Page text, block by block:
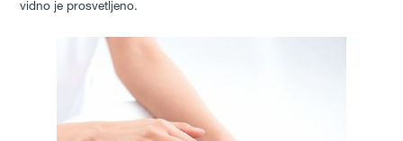
vidno je prosvetljeno.